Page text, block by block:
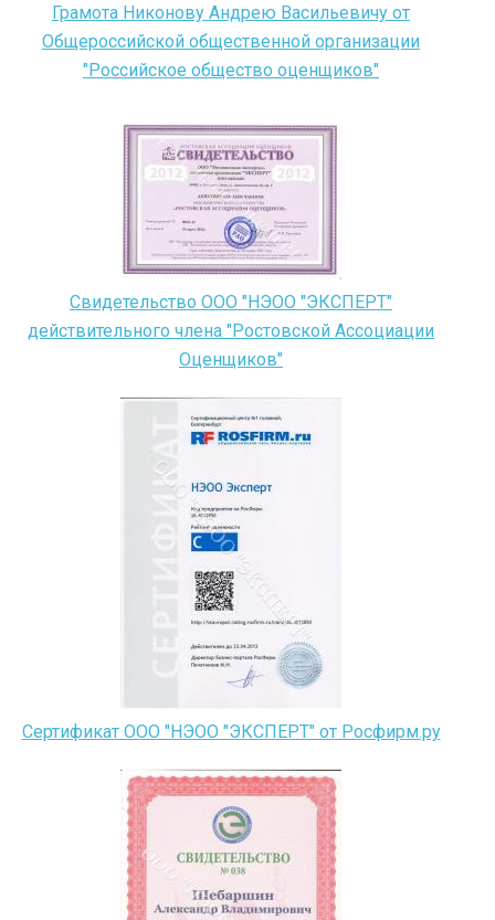
Грамота Никонову Андрею Васильевичу от
Общероссийской общественной организации
"Российское общество оценщиков"
Свидетельство ООО "НЭОО "ЭКСПЕРТ"
действительного члена "Ростовской Ассоциации
Оценщиков"
Сертификат ООО "НЭОО "ЭКСПЕРТ" от Росфирм.ру